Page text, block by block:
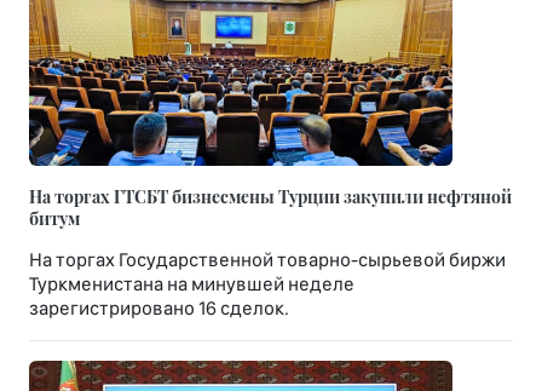
На торгах ГТСБТ бизнесмены Турции закупили нефтяной
битум
На торгах Государственной товарно-сырьевой биржи
Туркменистана на минувшей неделе
зарегистрировано 16 сделок.